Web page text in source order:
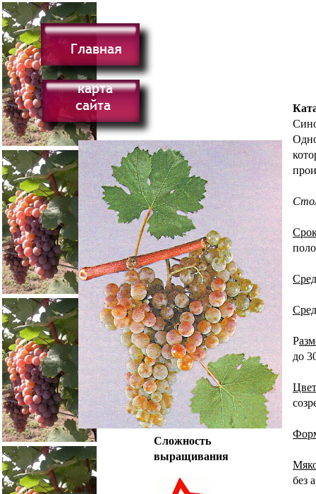
Сложность
выращивания
Р
до
без